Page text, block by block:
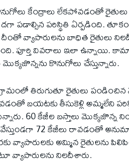
కేంద్రాలు లేకపోవడంతో
దగా పడాల్సిన‌ పరిస్థితి ఏర్పడింది.
వ్యాపారులను బాధిత రైతులు
పూర్తి వివరాలు ఇలా ఉన్నాయి.
కొనుగోలు చేస్తున్నారు.
తిరుగుతూ రైతులు పండించిన
బయటకు తీసుకెళ్లి అమ్మలేని
60 కేజీల బస్తాలు
వేస్తుండగా 72 కేజీలు రావడంతో
వ్యాపారులకు అమ్మిన రైతులను
వ్యాపారులను నిలదీశారు.